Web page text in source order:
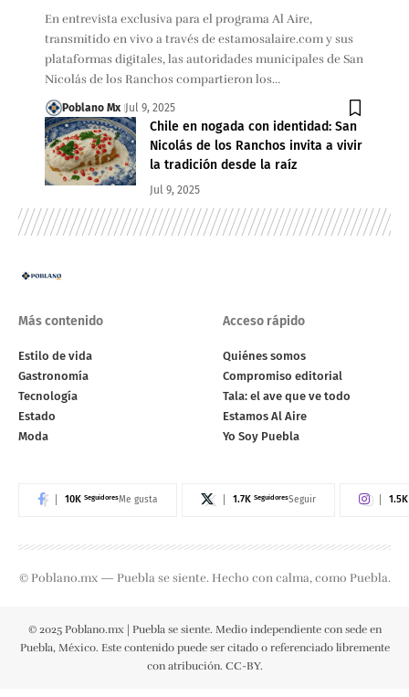
En entrevista exclusiva para el programa Al Aire,
transmitido en vivo a través de estamosalaire.com y sus
plataformas digitales, las autoridades municipales de San
Nicolás de los Ranchos compartieron los…
Poblano Mx Jul 9, 2025
Chile en nogada con identidad: San
Nicolás de los Ranchos invita a vivir
la tradición desde la raíz
Jul 9, 2025
Más contenido
Estilo de vida
Gastronomía
Tecnología
Estado
Moda
Acceso rápido
Quiénes somos
Compromiso editorial
Tala: el ave que ve todo
Estamos Al Aire
Yo Soy Puebla
10K SeguidoresMe gusta 1.7K SeguidoresSeguir 1.5K
© Poblano.mx — Puebla se siente. Hecho con calma, como Puebla.
© 2025 Poblano.mx | Puebla se siente. Medio independiente con sede en
Puebla, México. Este contenido puede ser citado o referenciado libremente
con atribución. CC-BY.